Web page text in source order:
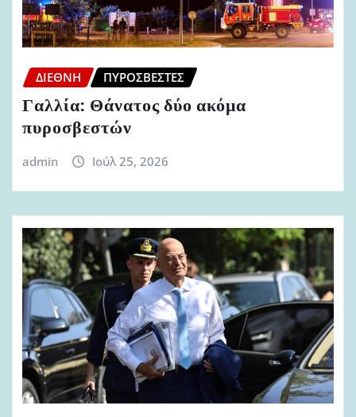
ΔΙΕΘΝΉ ΠΥΡΟΣΒΈΣΤΕΣ
Γαλλία: Θάνατος δύο ακόμα
πυροσβεστών
admin Ιούλ 25, 2026